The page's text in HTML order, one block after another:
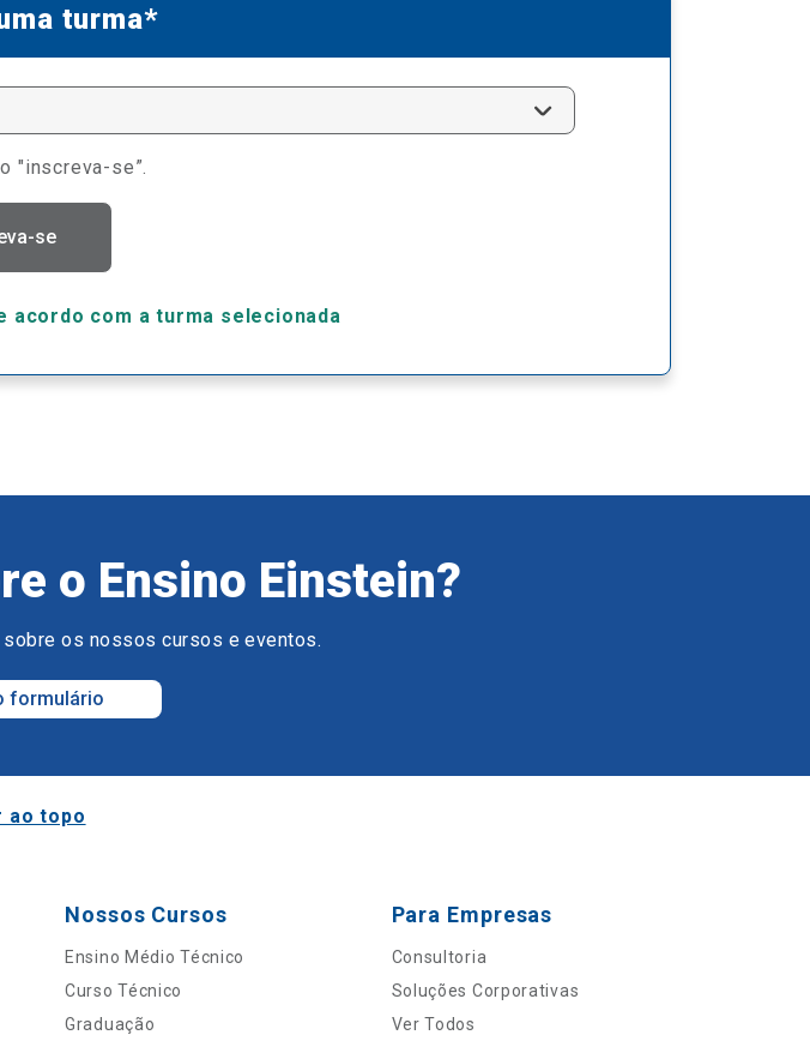
turma*
"inscreva-se”.
se
acordo com a turma selecionada
o Ensino Einstein?
os nossos cursos e eventos.
formulário
ao topo
Nossos Cursos
Ensino Médio Técnico
Curso Técnico
Graduação
Para Empresas
Consultoria
Soluções Corporativas
Ver Todos